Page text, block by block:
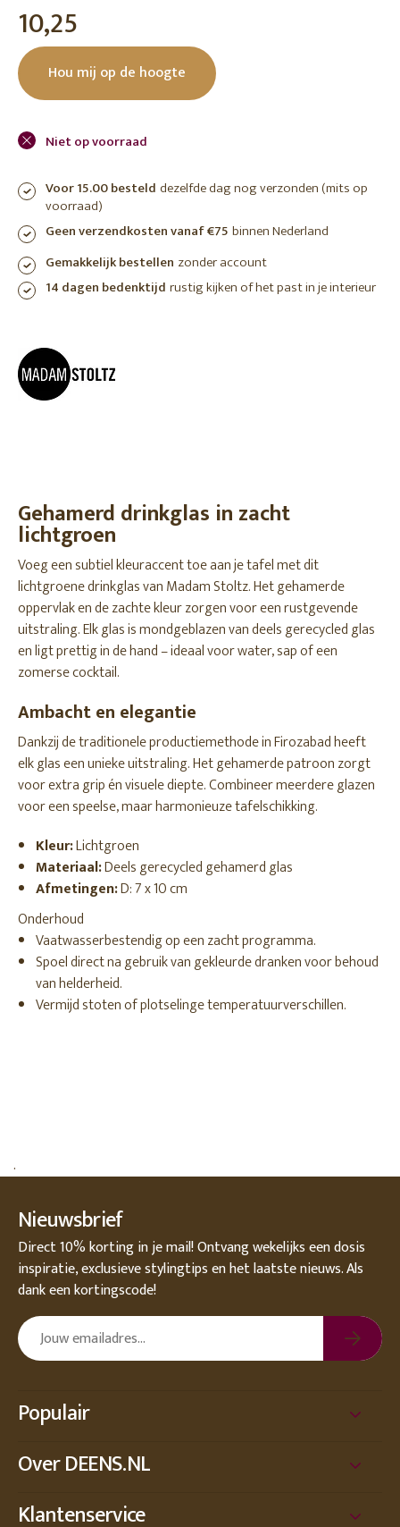
10,25
Hou mij op de hoogte
Niet op voorraad
Voor 15.00 besteld dezelfde dag nog verzonden (mits op
voorraad)
Geen verzendkosten vanaf €75 binnen Nederland
Gemakkelijk bestellen zonder account
14 dagen bedenktijd rustig kijken of het past in je interieur
Gehamerd drinkglas in zacht
lichtgroen
Voeg een subtiel kleuraccent toe aan je tafel met dit
lichtgroene drinkglas van Madam Stoltz. Het gehamerde
oppervlak en de zachte kleur zorgen voor een rustgevende
uitstraling. Elk glas is mondgeblazen van deels gerecycled glas
en ligt prettig in de hand – ideaal voor water, sap of een
zomerse cocktail.
Ambacht en elegantie
Dankzij de traditionele productiemethode in Firozabad heeft
elk glas een unieke uitstraling. Het gehamerde patroon zorgt
voor extra grip én visuele diepte. Combineer meerdere glazen
voor een speelse, maar harmonieuze tafelschikking.
Kleur:Lichtgroen
Materiaal:Deels gerecycled gehamerd glas
Afmetingen:D: 7 x 10 cm
Onderhoud
Vaatwasserbestendig op een zacht programma.
Spoel direct na gebruik van gekleurde dranken voor behoud
van helderheid.
Vermijd stoten of plotselinge temperatuurverschillen.
.
Nieuwsbrief
Direct 10% korting in je mail! Ontvang wekelijks een dosis
inspiratie, exclusieve stylingtips en het laatste nieuws. Als
dank een kortingscode!
Populair
Over DEENS.NL
Klantenservice